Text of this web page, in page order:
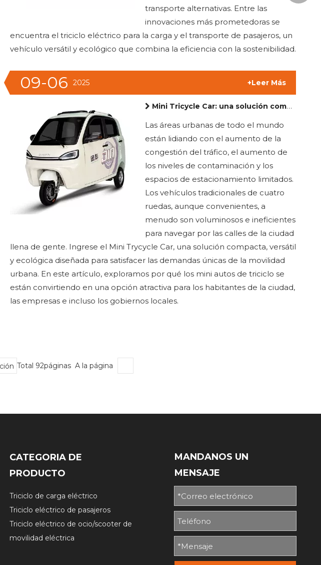
transporte alternativas. Entre las
innovaciones más prometedoras se
encuentra el triciclo eléctrico para la carga y el transporte de pasajeros, un
vehículo versátil y ecológico que combina la eficiencia con la sostenibilidad.
09-06 2025 +Leer Más
Mini Tricycle Car: una solución compacta para la movilidad urbana
Las áreas urbanas de todo el mundo
están lidiando con el aumento de la
congestión del tráfico, el aumento de
los niveles de contaminación y los
espacios de estacionamiento limitados.
Los vehículos tradicionales de cuatro
ruedas, aunque convenientes, a
menudo son voluminosos e ineficientes
para navegar por las calles de la ciudad
llena de gente. Ingrese el Mini Trycycle Car, una solución compacta, versátil
y ecológica diseñada para satisfacer las demandas únicas de la movilidad
urbana. En este artículo, exploramos por qué los mini autos de triciclo se
están convirtiendo en una opción atractiva para los habitantes de la ciudad,
las empresas e incluso los gobiernos locales.
Total 92páginas A la página
CATEGORIA DE
PRODUCTO
Triciclo de carga eléctrico
Triciclo eléctrico de pasajeros
Triciclo eléctrico de ocio/scooter de
movilidad eléctrica
MANDANOS UN
MENSAJE